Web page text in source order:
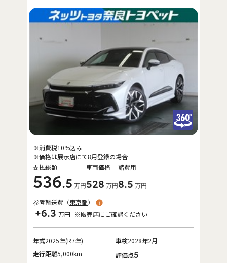
支払総額
536.5 万円
車両価格
528 万円
諸費用
8.5 万円
※消費税10%込み
※価格は展示店にて8月登録の場合
参考輸送費（東京都）
+6.3 万円 ※販売店にご確認ください
年式2025年(R7年) 車検2028年2月
走行距離5,000km 評価点5